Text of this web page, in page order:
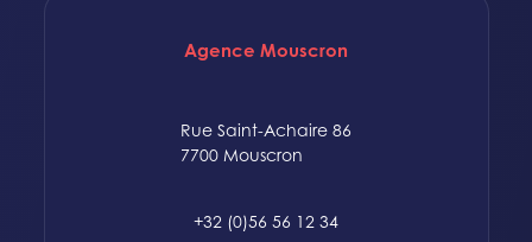
Agence Mouscron
Rue Saint-Achaire 86
7700 Mouscron
+32 (0)56 56 12 34